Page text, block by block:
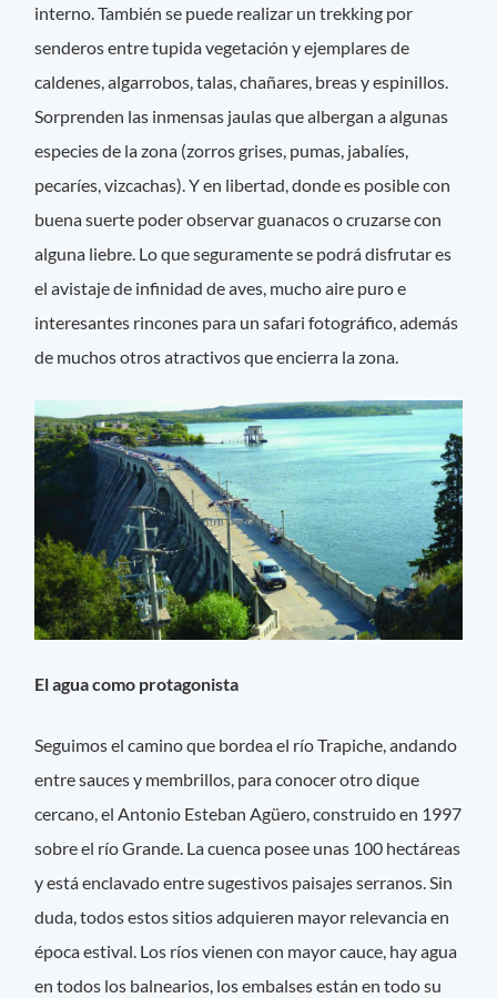
interno. También se puede realizar un trekking por
senderos entre tupida vegetación y ejemplares de
caldenes, algarrobos, talas, chañares, breas y espinillos.
Sorprenden las inmensas jaulas que albergan a algunas
especies de la zona (zorros grises, pumas, jabalíes,
pecaríes, vizcachas). Y en libertad, donde es posible con
buena suerte poder observar guanacos o cruzarse con
alguna liebre. Lo que seguramente se podrá disfrutar es
el avistaje de infinidad de aves, mucho aire puro e
interesantes rincones para un safari fotográfico, además
de muchos otros atractivos que encierra la zona.
El agua como protagonista
Seguimos el camino que bordea el río Trapiche, andando
entre sauces y membrillos, para conocer otro dique
cercano, el Antonio Esteban Agüero, construido en 1997
sobre el río Grande. La cuenca posee unas 100 hectáreas
y está enclavado entre sugestivos paisajes serranos. Sin
duda, todos estos sitios adquieren mayor relevancia en
época estival. Los ríos vienen con mayor cauce, hay agua
en todos los balnearios, los embalses están en todo su